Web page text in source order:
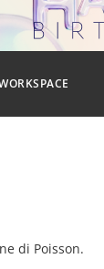
di Poisson.